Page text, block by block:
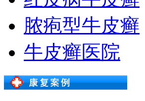
脓疱型牛皮癣
牛皮癣医院